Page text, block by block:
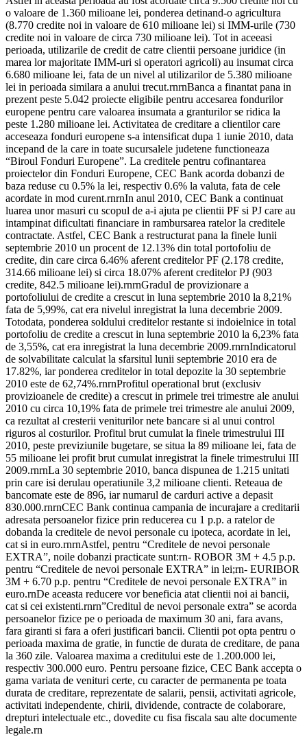
o valoare de 1.360 milioane lei, ponderea detinand-o agricultura
(8.770 credite noi in valoare de 610 milioane lei) si IMM-urile (730
credite noi in valoare de circa 730 milioane lei). Tot in aceeasi
perioada, utilizarile de credit de catre clientii persoane juridice (in
marea lor majoritate IMM-uri si operatori agricoli) au insumat circa
6.680 milioane lei, fata de un nivel al utilizarilor de 5.380 milioane
lei in perioada similara a anului trecut.rnrnBanca a finantat pana in
prezent peste 5.042 proiecte eligibile pentru accesarea fondurilor
europene pentru care valoarea insumata a granturilor se ridica la
peste 1.280 milioane lei. Activitatea de creditare a clientilor care
acceseaza fonduri europene s-a intensificat dupa 1 iunie 2010, data
incepand de la care in toate sucursalele judetene functioneaza
“Biroul Fonduri Europene”. La creditele pentru cofinantarea
proiectelor din Fonduri Europene, CEC Bank acorda dobanzi de
baza reduse cu 0.5% la lei, respectiv 0.6% la valuta, fata de cele
acordate in mod curent.rnrnIn anul 2010, CEC Bank a continuat
luarea unor masuri cu scopul de a-i ajuta pe clientii PF si PJ care au
intampinat dificultati financiare in rambursarea ratelor la creditele
contractate. Astfel, CEC Bank a restructurat pana la finele lunii
septembrie 2010 un procent de 12.13% din total portofoliu de
credite, din care circa 6.46% aferent creditelor PF (2.178 credite,
314.66 milioane lei) si circa 18.07% aferent creditelor PJ (903
credite, 842.5 milioane lei).rnrnGradul de provizionare a
portofoliului de credite a crescut in luna septembrie 2010 la 8,21%
fata de 5,99%, cat era nivelul inregistrat la luna decembrie 2009.
Totodata, ponderea soldului creditelor restante si indoielnice in total
portofoliu de credite a crescut in luna septembrie 2010 la 6,23% fata
de 3,55%, cat era inregistrat la luna decembrie 2009.rnrnIndicatorul
de solvabilitate calculat la sfarsitul lunii septembrie 2010 era de
17.82%, iar ponderea creditelor in total depozite la 30 septembrie
2010 este de 62,74%.rnrnProfitul operational brut (exclusiv
provizioanele de credite) a crescut in primele trei trimestre ale anului
2010 cu circa 10,19% fata de primele trei trimestre ale anului 2009,
ca rezultat al cresterii veniturilor nete bancare si al unui control
riguros al costurilor. Profitul brut cumulat la finele trimestrului III
2010, peste previziunile bugetare, se situa la 89 milioane lei, fata de
55 milioane lei profit brut cumulat inregistrat la finele trimestrului III
2009.rnrnLa 30 septembrie 2010, banca dispunea de 1.215 unitati
prin care isi derulau operatiunile 3,2 milioane clienti. Reteaua de
bancomate este de 896, iar numarul de carduri active a depasit
830.000.rnrnCEC Bank continua campania de incurajare a creditarii
adresata persoanelor fizice prin reducerea cu 1 p.p. a ratelor de
dobanda la creditele de nevoi personale cu ipoteca, acordate in lei,
cat si in euro.rnrnAstfel, pentru “Creditele de nevoi personale
EXTRA”, noile dobanzi practicate sunt:rn- ROBOR 3M + 4.5 p.p.
pentru “Creditele de nevoi personale EXTRA” in lei;rn- EURIBOR
3M + 6.70 p.p. pentru “Creditele de nevoi personale EXTRA” in
euro.rnDe aceasta reducere vor beneficia atat clientii noi ai bancii,
cat si cei existenti.rnrn”Creditul de nevoi personale extra” se acorda
persoanelor fizice pe o perioada de maximum 30 ani, fara avans,
fara giranti si fara a oferi justificari bancii. Clientii pot opta pentru o
perioada maxima de gratie, in functie de durata de creditare, de pana
la 360 zile. Valoarea maxima a creditului este de 1.200.000 lei,
respectiv 300.000 euro. Pentru persoane fizice, CEC Bank accepta o
gama variata de venituri certe, cu caracter de permanenta pe toata
durata de creditare, reprezentate de salarii, pensii, activitati agricole,
activitati independente, chirii, dividende, contracte de colaborare,
drepturi intelectuale etc., dovedite cu fisa fiscala sau alte documente
legale.rn